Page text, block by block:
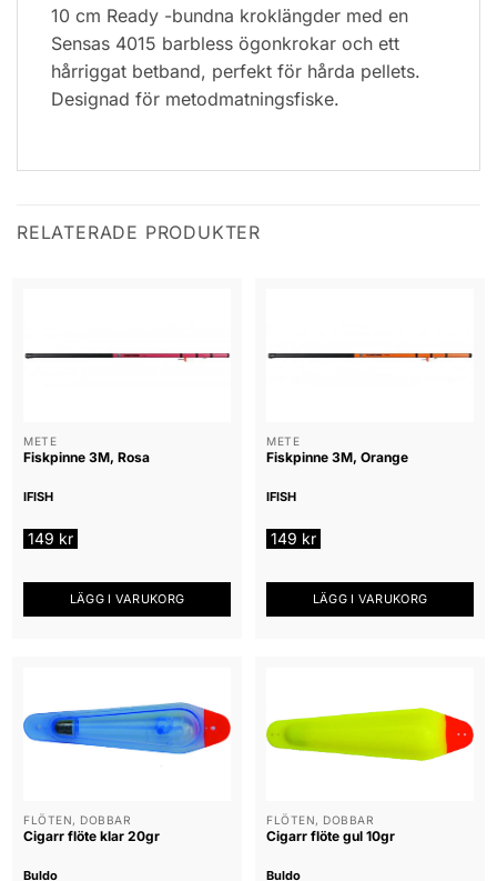
10 cm Ready -bundna kroklängder med en
Sensas 4015 barbless ögonkrokar och ett
hårriggat betband, perfekt för hårda pellets.
Designad för metodmatningsfiske.
RELATERADE PRODUKTER
METE
Fiskpinne 3M, Rosa
IFISH
149 kr
LÄGG I VARUKORG
METE
Fiskpinne 3M, Orange
IFISH
149 kr
LÄGG I VARUKORG
FLÖTEN, DOBBAR
Cigarr flöte klar 20gr
Buldo
FLÖTEN, DOBBAR
Cigarr flöte gul 10gr
Buldo